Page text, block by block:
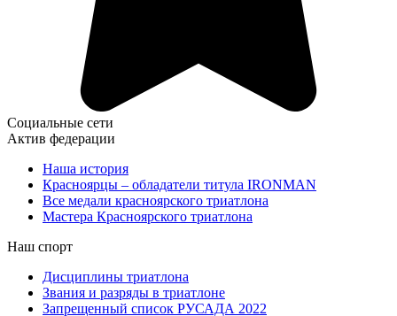
Социальные сети
Актив федерации
Наша история
Красноярцы – обладатели титула IRONMAN
Все медали красноярского триатлона
Мастера Красноярского триатлона
Наш спорт
Дисциплины триатлона
Звания и разряды в триатлоне
Запрещенный список РУСАДА 2022